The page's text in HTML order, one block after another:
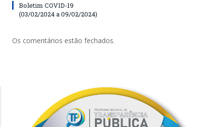
Boletim COVID-19
(03/02/2024 a 09/02/2024)
Os comentários estão fechados.